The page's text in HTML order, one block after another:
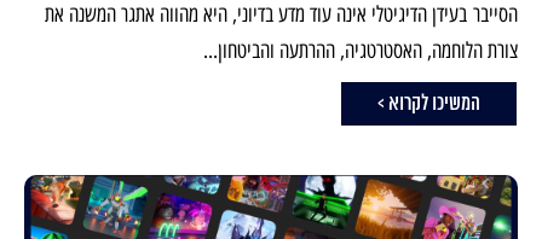
הסייבר בעידן הדיגיטלי אינה עוד מדע בדיוני, היא מהווה אתגר המשנה את
צורת הלוחמה, האסטרטגיה, ההרתעה והביטחון...
המשיכו לקרוא >